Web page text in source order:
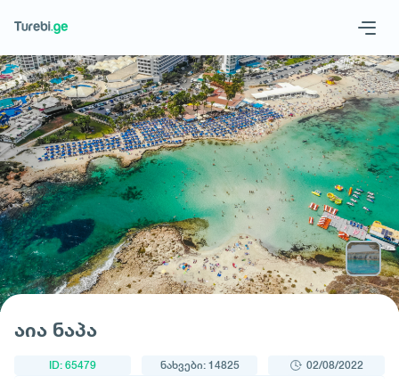
Geo Eng
მოითხოვე ტური
აია ნაპა
ID: 65479 ნახვები: 14825 02/08/2022